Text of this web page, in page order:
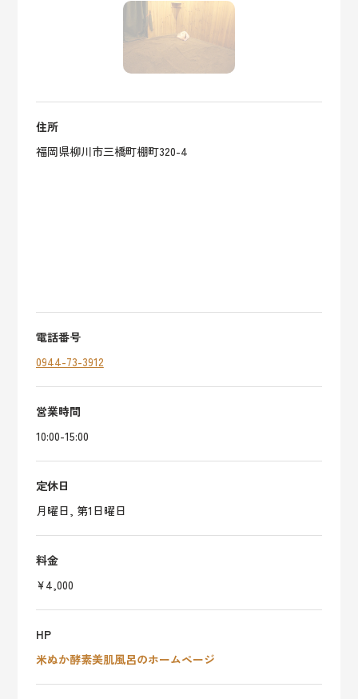
住所
福岡県柳川市三橋町棚町320-4
電話番号
0944-73-3912
営業時間
10:00-15:00
定休日
月曜日, 第1日曜日
料金
¥4,000
HP
米ぬか酵素美肌風呂のホームページ